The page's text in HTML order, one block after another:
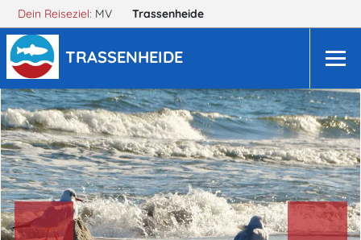
Dein Reiseziel: MV Trassenheide
TRASSENHEIDE